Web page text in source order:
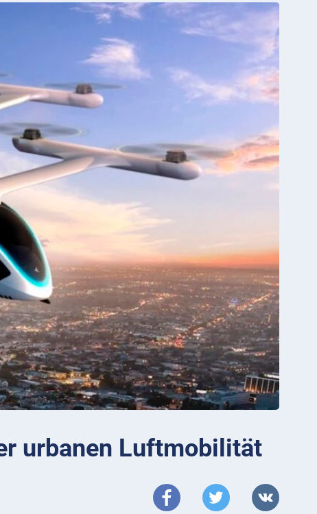
urbanen Luftmobilität